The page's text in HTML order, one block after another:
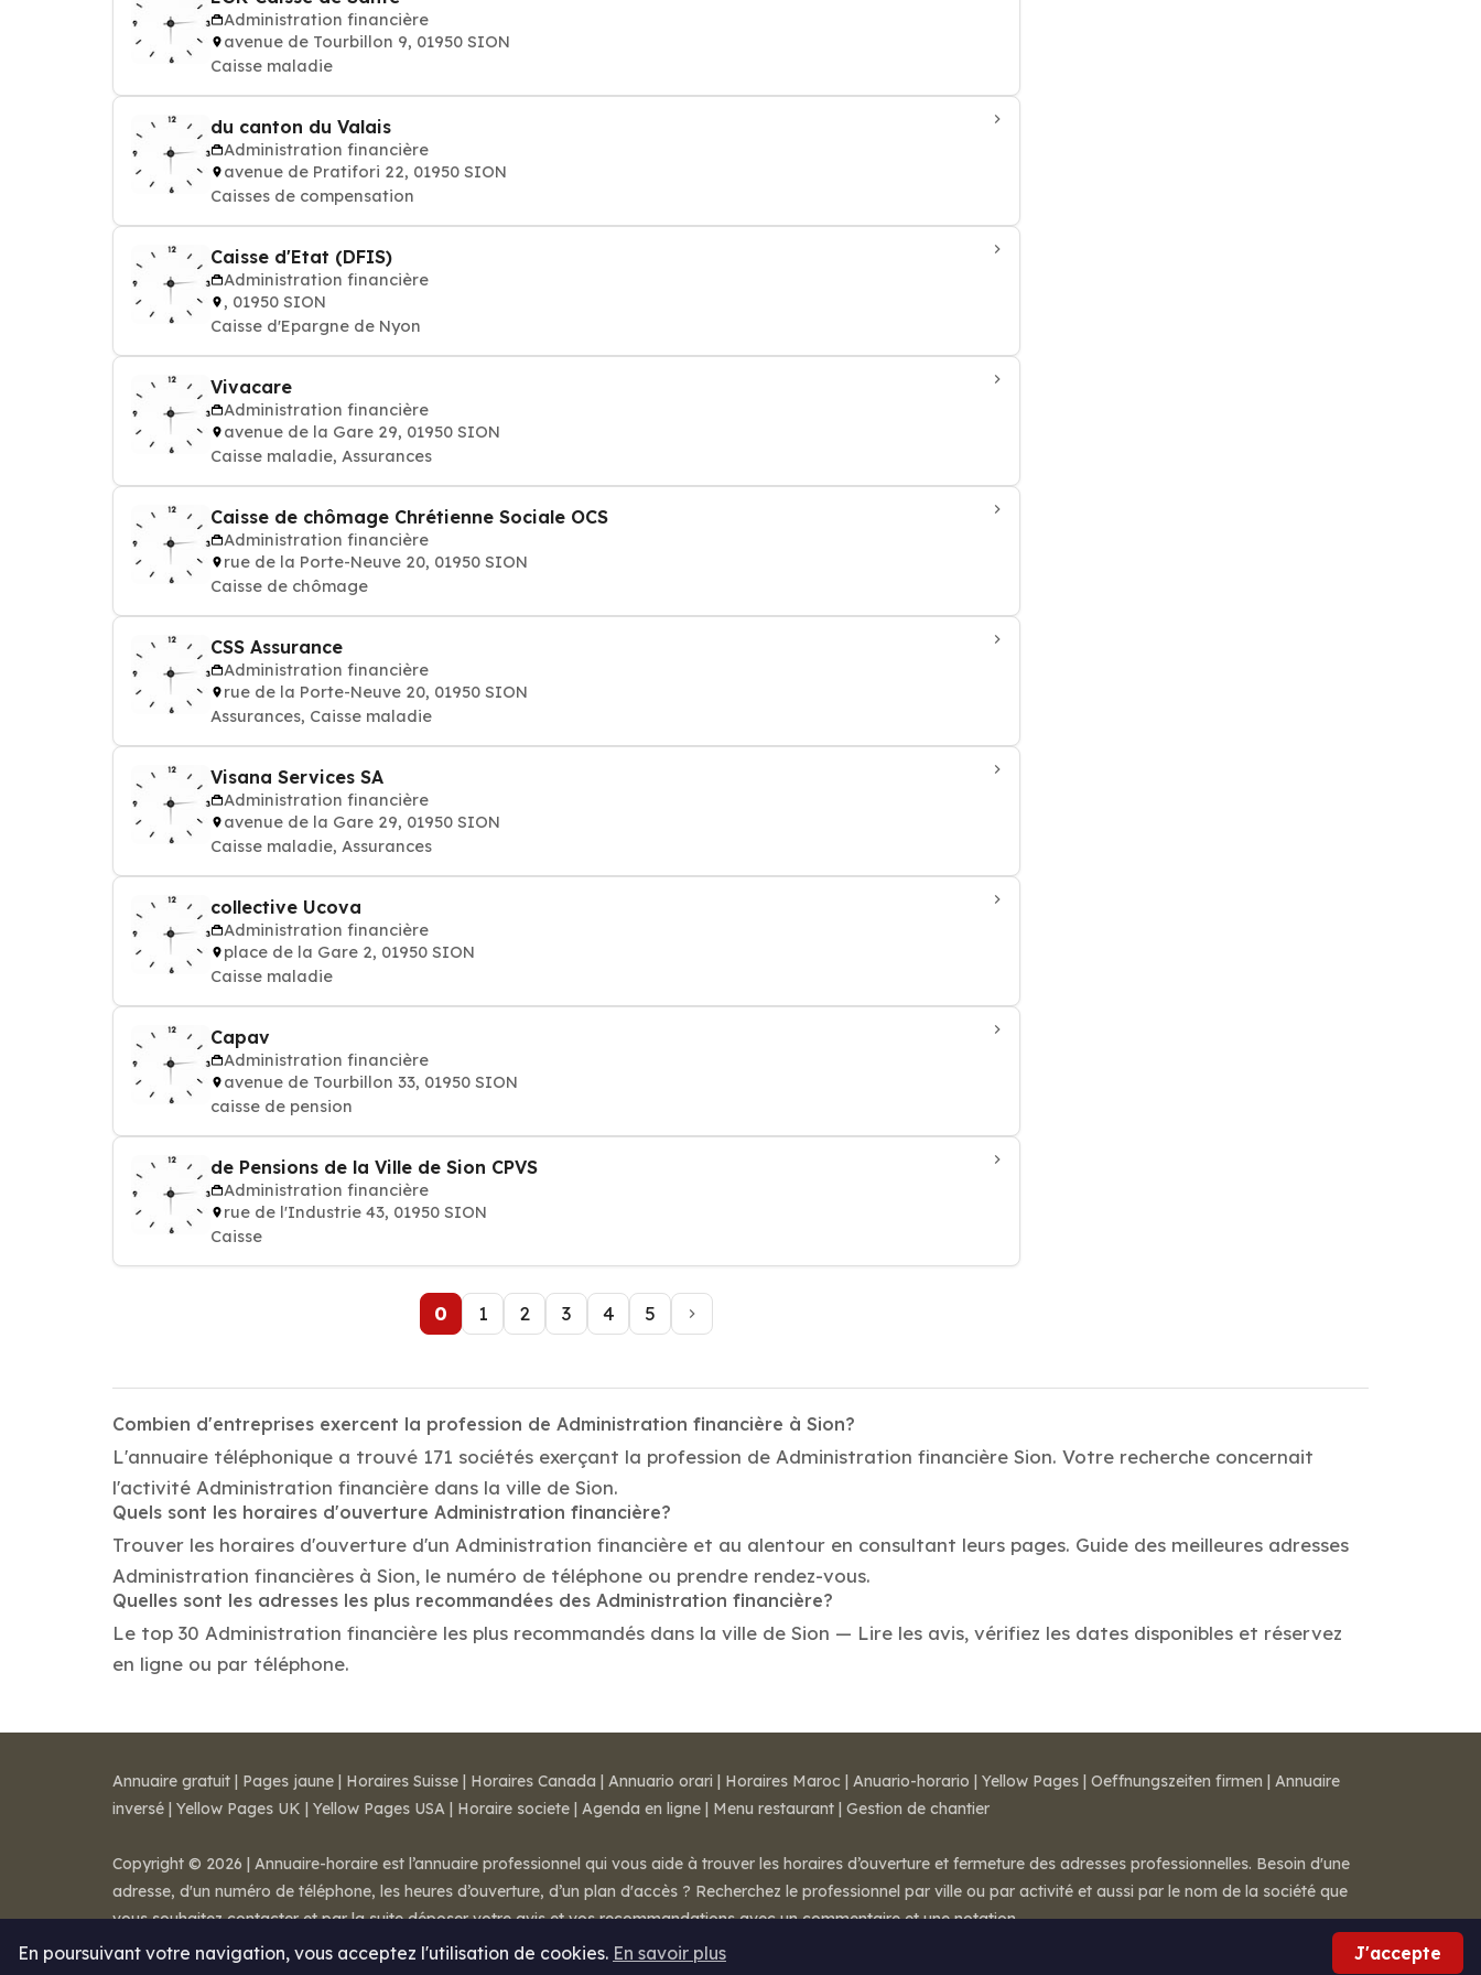
Administration financière
avenue de Tourbillon 9, 01950 SION
Caisse maladie
du canton du Valais
Administration financière
avenue de Pratifori 22, 01950 SION
Caisses de compensation
Caisse d'Etat (DFIS)
Administration financière
, 01950 SION
Caisse d'Epargne de Nyon
Vivacare
Administration financière
avenue de la Gare 29, 01950 SION
Caisse maladie, Assurances
Caisse de chômage Chrétienne Sociale OCS
Administration financière
rue de la Porte-Neuve 20, 01950 SION
Caisse de chômage
CSS Assurance
Administration financière
rue de la Porte-Neuve 20, 01950 SION
Assurances, Caisse maladie
Visana Services SA
Administration financière
avenue de la Gare 29, 01950 SION
Caisse maladie, Assurances
collective Ucova
Administration financière
place de la Gare 2, 01950 SION
Caisse maladie
Capav
Administration financière
avenue de Tourbillon 33, 01950 SION
caisse de pension
de Pensions de la Ville de Sion CPVS
Administration financière
rue de l'Industrie 43, 01950 SION
Caisse
0 1 2 3 4 5
Combien d'entreprises exercent la profession de Administration financière à Sion?
L'annuaire téléphonique a trouvé 171 sociétés exerçant la profession de Administration financière Sion. Votre recherche concernait
l'activité Administration financière dans la ville de Sion.
Quels sont les horaires d'ouverture Administration financière?
Trouver les horaires d'ouverture d'un Administration financière et au alentour en consultant leurs pages. Guide des meilleures adresses
Administration financières à Sion, le numéro de téléphone ou prendre rendez-vous.
Quelles sont les adresses les plus recommandées des Administration financière?
Le top 30 Administration financière les plus recommandés dans la ville de Sion — Lire les avis, vérifiez les dates disponibles et réservez
en ligne ou par téléphone.
En poursuivant votre navigation, vous acceptez l'utilisation de cookies. En savoir plus J'accepte
Annuaire gratuit | Pages jaune | Horaires Suisse | Horaires Canada | Annuario orari | Horaires Maroc | Anuario-horario | Yellow Pages | Oeffnungszeiten firmen | Annuaire
inversé | Yellow Pages UK | Yellow Pages USA | Horaire societe | Agenda en ligne | Menu restaurant | Gestion de chantier
Copyright © 2026 | Annuaire-horaire est l’annuaire professionnel qui vous aide à trouver les horaires d’ouverture et fermeture des adresses professionnelles. Besoin d'une
adresse, d'un numéro de téléphone, les heures d’ouverture, d’un plan d'accès ? Recherchez le professionnel par ville ou par activité et aussi par le nom de la société que
vous souhaitez contacter et par la suite déposer votre avis et vos recommandations avec un commentaire et une notation.
Mentions légales-Conditions de ventes- Contact